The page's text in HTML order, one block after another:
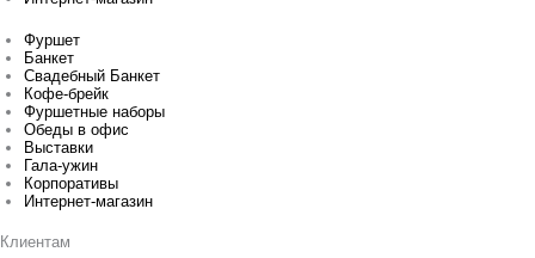
Фуршет
Банкет
Свадебный Банкет
Кофе-брейк
Фуршетные наборы
Обеды в офис
Выставки
Гала-ужин
Корпоративы
Интернет-магазин
Клиентам